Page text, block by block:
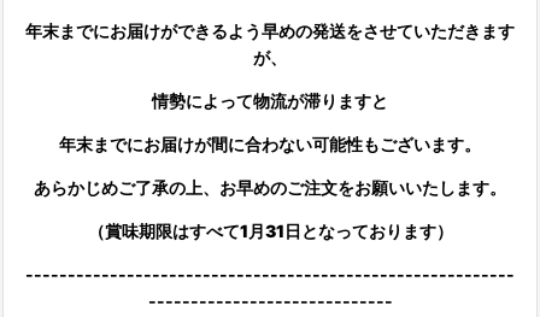
年末までにお届けができるよう早めの発送をさせていただきます
が、
情勢によって物流が滞りますと
年末までにお届けが間に合わない可能性もございます。
あらかじめご了承の上、お早めのご注文をお願いいたします。
（賞味期限はすべて1月31日となっております）
----------------------------------------------------------
-----------------------------